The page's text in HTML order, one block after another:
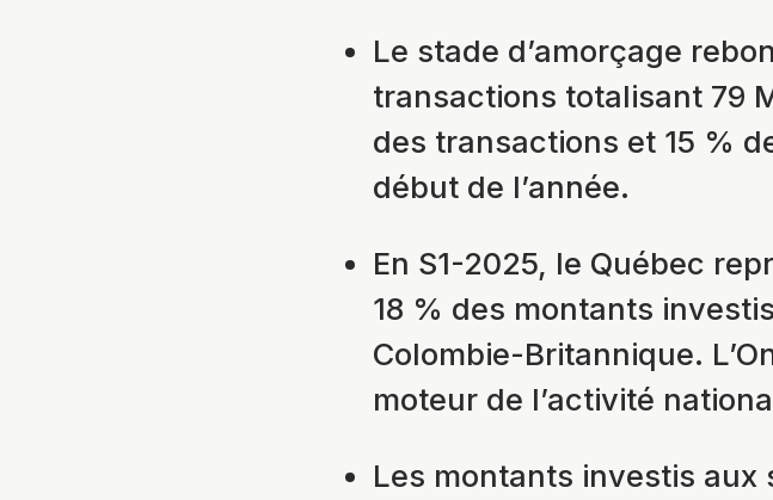
Le stade d’amorçage
transactions totalisant 79
des transactions et 15 %
début de l’année.
En S1-2025, le Québec
18 % des montants
Colombie-Britannique.
moteur de l’activité
Les montants investis